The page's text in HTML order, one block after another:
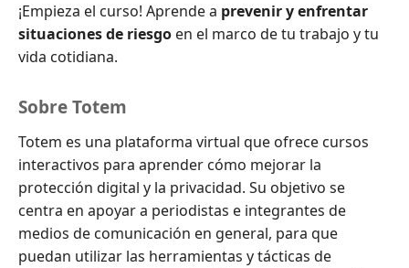
¡Empieza el curso! Aprende a prevenir y enfrentar
situaciones de riesgo en el marco de tu trabajo y tu
vida cotidiana.
Sobre Totem
Totem es una plataforma virtual que ofrece cursos
interactivos para aprender cómo mejorar la
protección digital y la privacidad. Su objetivo se
centra en apoyar a periodistas e integrantes de
medios de comunicación en general, para que
puedan utilizar las herramientas y tácticas de